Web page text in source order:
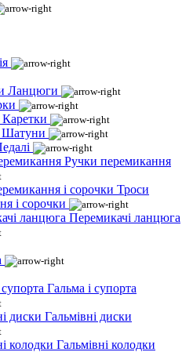
Ланцюги
Каретки
Шатуни
Ручки перемикання
Троси
і сорочки
Перемикачі ланцюга
Гальма і супорта
Гальмівні диски
Гальмівні колодки